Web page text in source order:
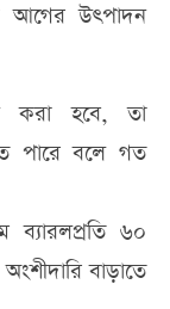
আগের উৎপাদন
করা হবে, তা
পারে বলে গত
৬০
বাড়াতে